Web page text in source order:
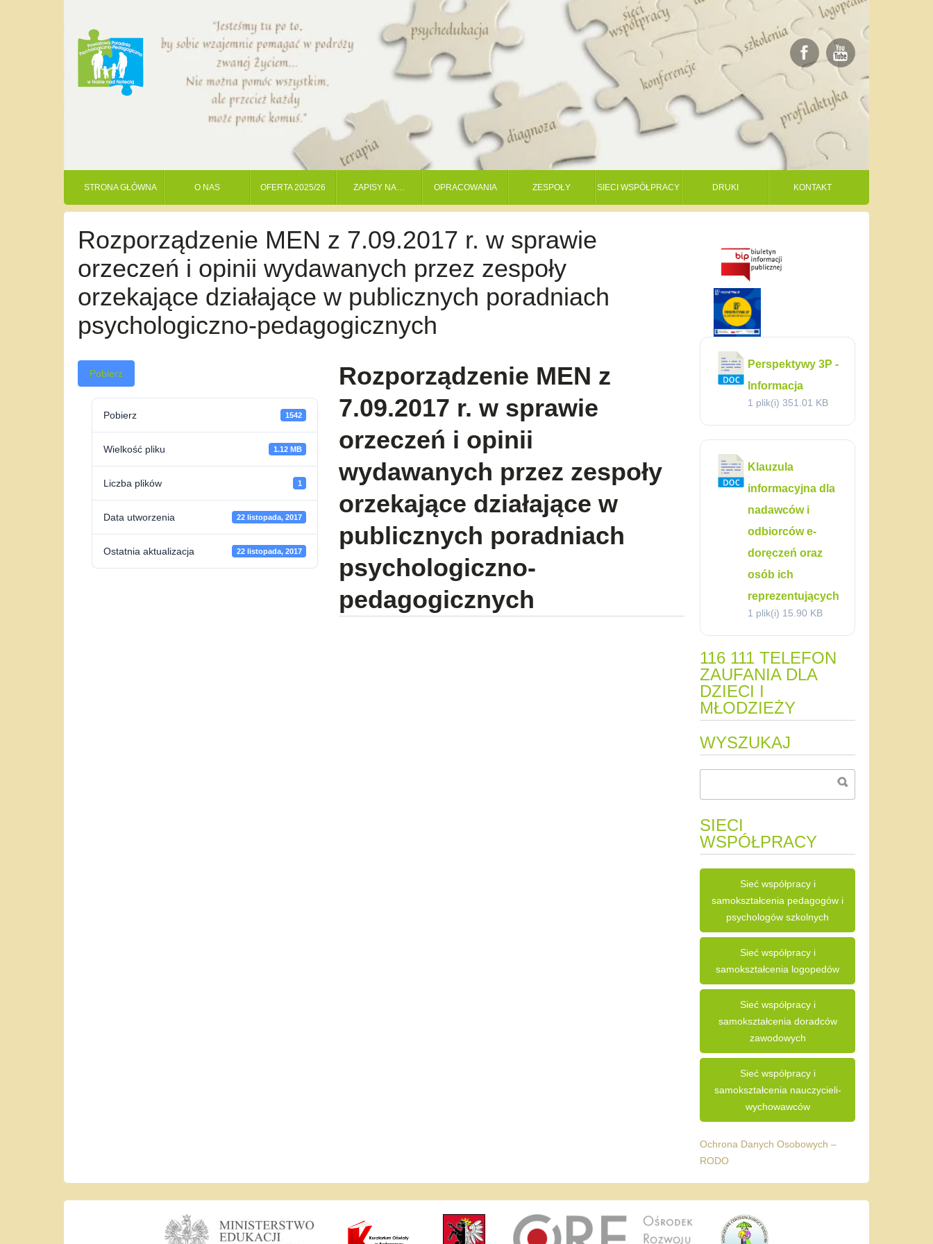
STRONA GŁÓWNA O NAS OFERTA 2025/26 ZAPISY NA… OPRACOWANIA ZESPOŁY SIECI WSPÓŁPRACY DRUKI KONTAKT
Rozporządzenie MEN z 7.09.2017 r. w sprawie
orzeczeń i opinii wydawanych przez zespoły
orzekające działające w publicznych poradniach
psychologiczno-pedagogicznych
Pobierz
Pobierz 1542
Wielkość pliku 1.12 MB
Liczba plików 1
Data utworzenia 22 listopada, 2017
Ostatnia aktualizacja 22 listopada, 2017
Rozporządzenie MEN z
7.09.2017 r. w sprawie
orzeczeń i opinii
wydawanych przez zespoły
orzekające działające w
publicznych poradniach
psychologiczno-
pedagogicznych
Perspektywy 3P -
Informacja
1 plik(i) 351.01 KB
Klauzula
informacyjna dla
nadawców i
odbiorców e-
doręczeń oraz
osób ich
reprezentujących
1 plik(i) 15.90 KB
116 111 TELEFON
ZAUFANIA DLA
DZIECI I
MŁODZIEŻY
WYSZUKAJ
SIECI
WSPÓŁPRACY
Sieć współpracy i
samokształcenia pedagogów i
psychologów szkolnych
Sieć współpracy i
samokształcenia logopedów
Sieć współpracy i
samokształcenia doradców
zawodowych
Sieć współpracy i
samokształcenia nauczycieli-
wychowawców
Ochrona Danych Osobowych –
RODO